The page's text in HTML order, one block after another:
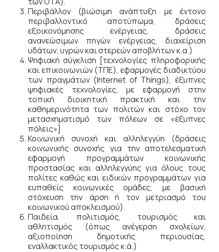
Περιβάλλον (βιώσιμη ανάπτυξη με έντονο
περιβαλλοντικό αποτύπωμα, δράσεις
εξοικονόμησης ενέργειας, δράσεις
ανανεώσιμων πηγών ενέργειας, διαχείριση
υδάτων, υγρών και στερεών αποβλήτων κ.α.)
Ψηφιακή σύγκλιση [τεχνολογίες πληροφορικής
και επικοινωνιών (ΤΠΕ), εφαρμογές διαδικτύου
των πραγμάτων (Internet of Things), έξυπνες
ψηφιακές τεχνολογίες, με εφαρμογή στην
τοπική διοικητική πρακτική και την
καθημερινότητα των πολιτών και στόχο τον
μετασχηματισμό των πόλεων σε «έξυπνες
πόλεις»]
Κοινωνική συνοχή και αλληλεγγύη (δράσεις
κοινωνικής συνοχής για την αποτελεσματική
εφαρμογή προγραμμάτων κοινωνικής
προστασίας και αλληλεγγύης για όλους τους
πολίτες καθώς και ειδικών προγραμμάτων για
ευπαθείς κοινωνικές ομάδες, με βασική
στόχευση την άρση ή τον μετριασμό του
κοινωνικού αποκλεισμού).
Παιδεία, πολιτισμός, τουρισμός και
αθλητισμός (όπως ανέγερση σχολείων,
αξιοποίηση δημοτικής περιουσίας,
εναλλακτικός τουρισμός κ.ά.)